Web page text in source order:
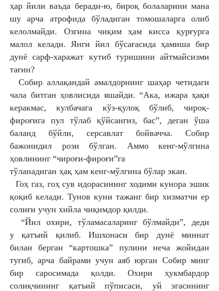
ҳар йили ваъда беради-ю, бироқ болаларини мана
шу арча атрофидабўладиган томошаларга олиб
келолмайди. Озгина чиқим ҳам кисса қурғурга
малол келади. Янги йил бўсағасида ҳамиша бир
дунё сарф-харажат кутиб туришини айтмайсизми
тағин?
Собир аллақандай амалдорнинг шаҳар четидаги
чала битган ҳовлисида яшайди. “Ака, ижара ҳақи
керакмас, кулбачага кўз-қулоқ бўлиб, чироқ-
фироғига пул тўлаб қўйсангиз, бас”, деган ўша
баланд бўйли, серсавлат бойвачча. Собир
бажонидил рози бўлган. Аммо кенг-мўлгина
ҳовлининг “чироғи-фироғи”га
тўланадиган ҳақ ҳам кенг-мўлгина бўлар экан.
Гоҳ газ, гоҳ сув идорасининг ходими кунора эшик
қоқиб келади. Тунов куни тажанг бир хизматчи ер
солиғи учун хийла чиқимдор қилди.
“Йил охири, тўламасаларинг бўлмайди”, деди
уқатъий қилиб. Ишхонаси бир дунё миннат
биланберган “картошка” пулини неча жойидан
тугиб,арча байрами учун аяб юрган Собир минг
бир саросимада қолди. Охири ҳукмбардор
солиқчининг қатъий пўписаси, уй эгасининг